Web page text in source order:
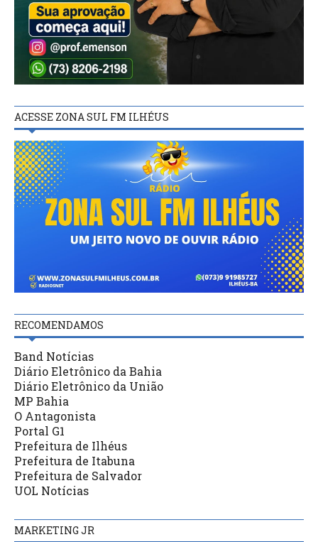
ACESSE ZONA SUL FM ILHÉUS
RECOMENDAMOS
Band Notícias
Diário Eletrônico da Bahia
Diário Eletrônico da União
MP Bahia
O Antagonista
Portal G1
Prefeitura de Ilhéus
Prefeitura de Itabuna
Prefeitura de Salvador
UOL Notícias
MARKETING JR